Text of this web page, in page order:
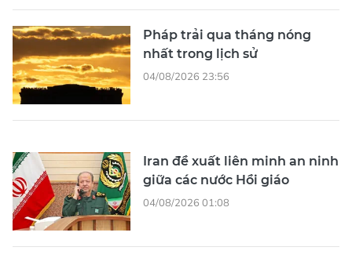
Pháp trải qua tháng nóng
nhất trong lịch sử
04/08/2026 23:56
Iran đề xuất liên minh an ninh
giữa các nước Hồi giáo
04/08/2026 01:08